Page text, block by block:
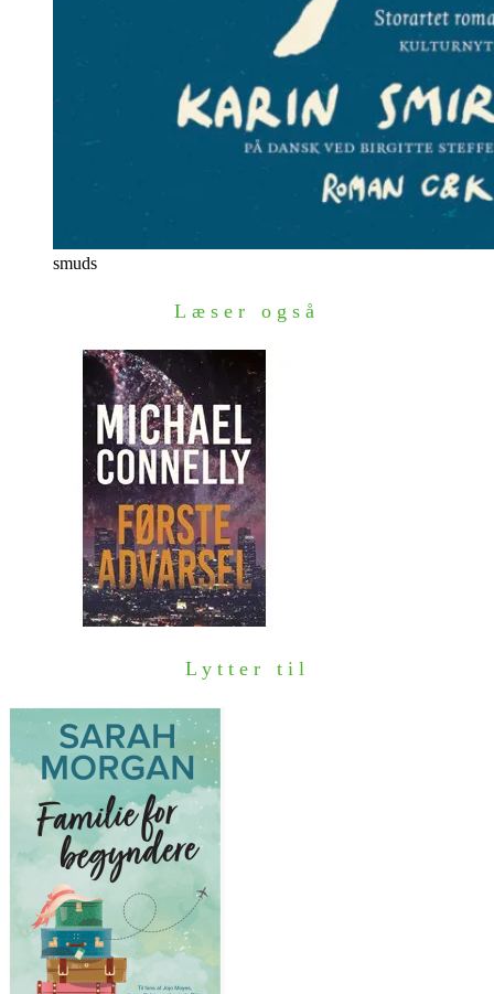
smuds
Læser også
Lytter til